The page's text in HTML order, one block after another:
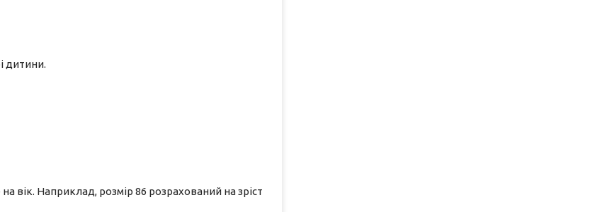
дитини.
вік. Наприклад, розмір 86 розрахований на зріст